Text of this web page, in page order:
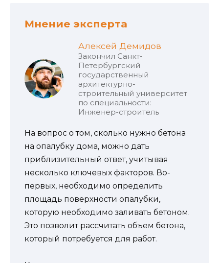
Мнение эксперта
Алексей Демидов
Закончил Санкт-
Петербургский
государственный
архитектурно-
строительный университет
по специальности:
Инженер-строитель
На вопрос о том, сколько нужно бетона
на опалубку дома, можно дать
приблизительный ответ, учитывая
несколько ключевых факторов. Во-
первых, необходимо определить
площадь поверхности опалубки,
которую необходимо заливать бетоном.
Это позволит рассчитать объем бетона,
который потребуется для работ.